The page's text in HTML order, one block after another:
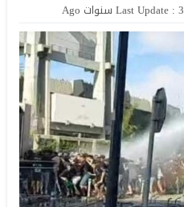
Last Update : 3 سنوات Ago